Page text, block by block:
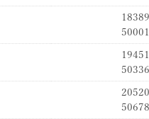
18389
50001
19451
50336
20520
50678